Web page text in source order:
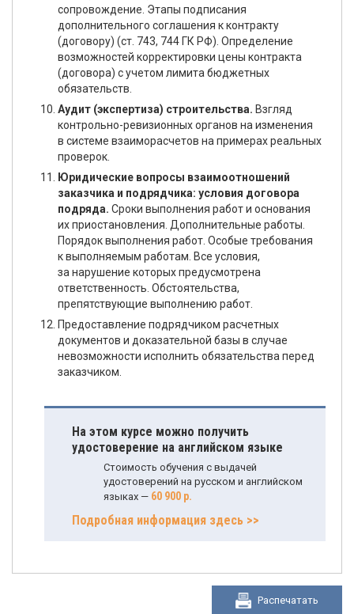
сопровождение. Этапы подписания
дополнительного соглашения к контракту
(договору) (ст. 743, 744 ГК РФ). Определение
возможностей корректировки цены контракта
(договора) с учетом лимита бюджетных
обязательств.
Аудит (экспертиза) строительства. Взгляд
контрольно-ревизионных органов на изменения
в системе взаиморасчетов на примерах реальных
проверок.
Юридические вопросы взаимоотношений
заказчика и подрядчика: условия договора
подряда. Сроки выполнения работ и основания
их приостановления. Дополнительные работы.
Порядок выполнения работ. Особые требования
к выполняемым работам. Все условия,
за нарушение которых предусмотрена
ответственность. Обстоятельства,
препятствующие выполнению работ.
Предоставление подрядчиком расчетных
документов и доказательной базы в случае
невозможности исполнить обязательства перед
заказчиком.
На этом курсе можно получить
удостоверение на английском языке
Стоимость обучения с выдачей
удостоверений на русском и английском
языках — 60 900 р.
Подробная информация здесь >>
Распечатать